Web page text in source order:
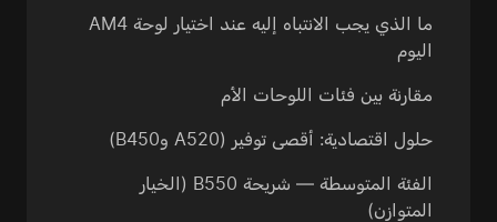
ما الذي يجب الانتباه إليه عند اختيار لوحة AM4
اليوم
مقارنة بين فئات اللوحات الأم
حلول اقتصادية: أقصى توفير (A520 وB450)
الفئة المتوسطة — شريحة B550 (الخيار
المتوازن)